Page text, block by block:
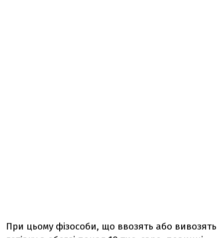
При цьому фізособи, що ввозять або вивозять